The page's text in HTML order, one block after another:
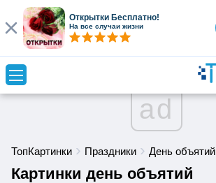
ad
ТопКартинки Праздники День объятий
Картинки день объятий
Открытки Бесплатно!
На все случаи жизни